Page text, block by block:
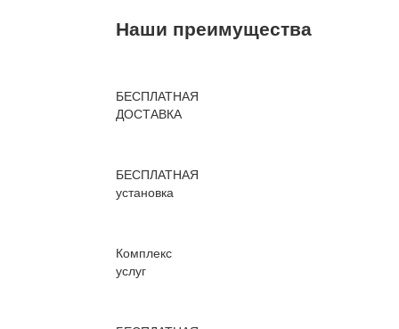
Наши преимущества
БЕСПЛАТНАЯ
ДОСТАВКА
БЕСПЛАТНАЯ
установка
Комплекс
услуг